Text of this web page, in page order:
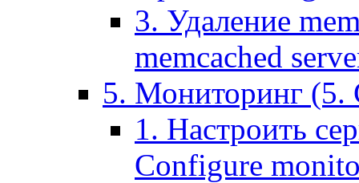
3. Удаление
memcached
5. Мониторинг (5.
1. Настроить
Configure